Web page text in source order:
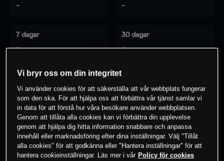
- -
7 dagar
-
30 dagar
-
0% av kunderna har enposition i detta
instrument
Börja handla
Vi bryr oss om din integritet
Vi använder cookies för att säkerställa att vår webbplats fungerar
som den ska. För att hjälpa oss att förbättra vår tjänst samlar vi
in data för att förstå hur våra besökare använder webbplatsen.
Genom att tillåta alla cookies kan vi förbättra din upplevelse
genom att hjälpa dig hitta information snabbare och anpassa
innehåll eller marknadsföring efter dina inställningar. Välj "Tillåt
alla cookies" för att godkänna eller "Hantera inställningar" för att
hantera cookieinställningar. Läs mer i vår Policy för cookies